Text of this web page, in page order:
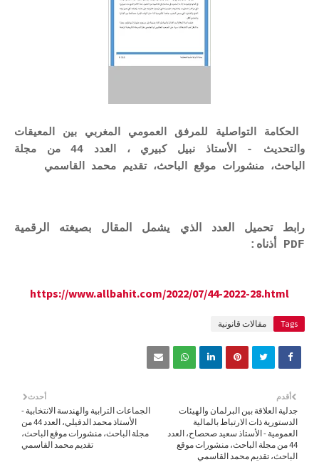
الحكامة التواصلية للمرفق العمومي المغربي بين المعيقات
والتحديث - الأستاذ نبيل كبيري ، العدد 44 من مجلة
الباحث، منشورات موقع الباحث، تقديم محمد القاسمي
رابط تحميل العدد الذي يشمل المقال بصيغته الرقمية
PDF أذناه:
https://www.allbahit.com/2022/07/44-2022-28.html
Tags مقالات قانونية
أحدث
الجماعات الترابية والهندسة الانتخابية -
الأستاذ محمد الدفيلي، العدد 44 من
مجلة الباحث، منشورات موقع الباحث،
تقديم محمد القاسمي
أقدم
جدلية العلاقة بين البرلمان والهيئات
الدستورية ذات الارتباط بالمالية
العمومية - الأستاذ سعيد صحصاح، العدد
44 من مجلة الباحث، منشورات موقع
الباحث، تقديم محمد القاسمي